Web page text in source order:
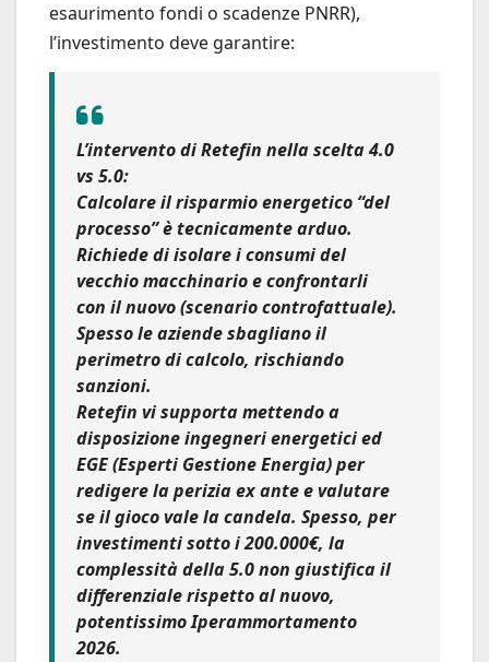
esaurimento fondi o scadenze PNRR),
l’investimento deve garantire:
L’intervento di Retefin nella scelta 4.0
vs 5.0:
Calcolare il risparmio energetico “del
processo” è tecnicamente arduo.
Richiede di isolare i consumi del
vecchio macchinario e confrontarli
con il nuovo (scenario controfattuale).
Spesso le aziende sbagliano il
perimetro di calcolo, rischiando
sanzioni.
Retefin vi supporta mettendo a
disposizione ingegneri energetici ed
EGE (Esperti Gestione Energia) per
redigere la perizia ex ante e valutare
se il gioco vale la candela. Spesso, per
investimenti sotto i 200.000€, la
complessità della 5.0 non giustifica il
differenziale rispetto al nuovo,
potentissimo Iperammortamento
2026.